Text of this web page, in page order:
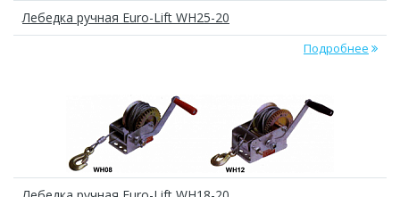
Лебедка ручная Euro-Lift WH25-20
Подробнее